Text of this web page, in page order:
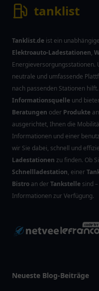
tanklist
Tanklist.de ist ein
Elektroauto-Ladestationen,
Energieversorgungsstationen.
neutrale und umfassende
nach passenden Stationen
Informationsquelle und
Beratungen oder Produkte
ausgerichtet, Ihnen die
Informationen und einer
wir Sie dabei, schnell und
Ladestationen zu finden. Ob
Schnellladestation, einer
Bistro an derTankstelle sind
Informationen zur Verfügung.
Neueste Blog-Beiträge